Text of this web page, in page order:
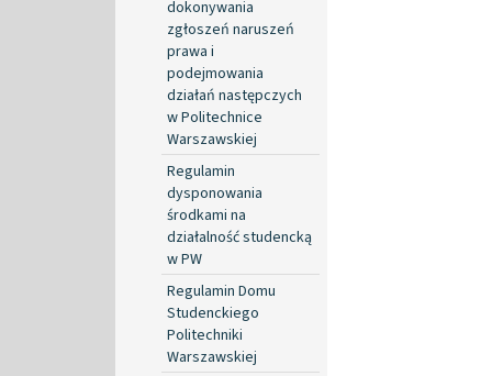
dokonywania
zgłoszeń naruszeń
prawa i
podejmowania
działań następczych
w Politechnice
Warszawskiej
Regulamin
dysponowania
środkami na
działalność studencką
w PW
Regulamin Domu
Studenckiego
Politechniki
Warszawskiej